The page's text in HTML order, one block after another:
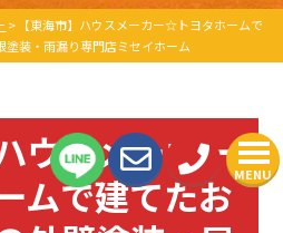
MENU
> 【東海市】ハウスメーカー☆トヨタホームで
装・雨漏り専門店ミセイホーム
ウスメーカー
ムで建てたお